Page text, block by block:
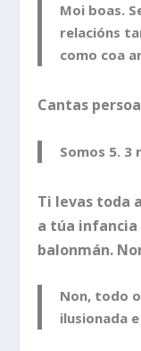
Moi boas.
relacións
como coa
Cantas
Somos 5. 3
Ti levas toda
a túa infancia
balonmán.
Non, todo
ilusionada